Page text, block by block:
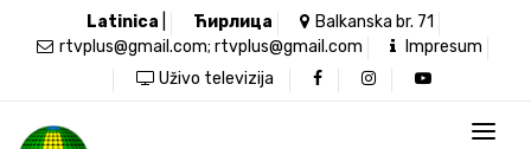
Latinica Ћирлица
Balkanska br. 71
rtvplus@gmail.com; rtvplus@gmail.com
Impresum
Uživo televizija